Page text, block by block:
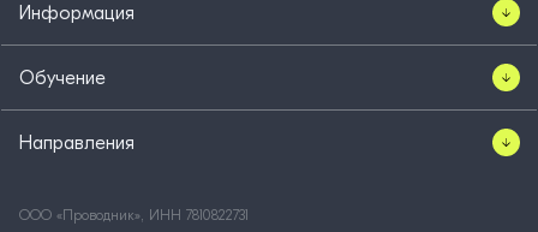
Информация
Обучение
Направления
ООО «Проводник», ИНН 7810822731